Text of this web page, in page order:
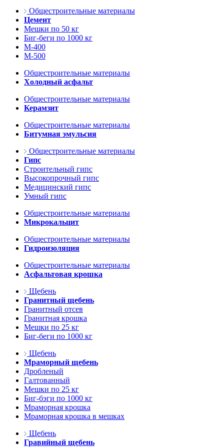
Общестроительные материалы
Цемент
Мешки по 50 кг
Биг-беги по 1000 кг
М-400
М-500
Общестроительные материалы
Холодный асфальт
Общестроительные материалы
Керамзит
Общестроительные материалы
Битумная эмульсия
Общестроительные материалы
Гипс
Строительный гипс
Высокопрочный гипс
Медицинский гипс
Умный гипс
Общестроительные материалы
Микрокальцит
Общестроительные материалы
Гидроизоляция
Общестроительные материалы
Асфальтовая крошка
Щебень
Гранитный щебень
Гранитный отсев
Гранитная крошка
Мешки по 25 кг
Биг-беги по 1000 кг
Щебень
Мраморный щебень
Дробленый
Галтованный
Мешки по 25 кг
Биг-бэги по 1000 кг
Мраморная крошка
Мраморная крошка в мешках
Щебень
Гравийный щебень